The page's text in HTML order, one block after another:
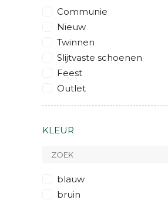
Communie
Nieuw
Twinnen
Slijtvaste schoenen
Feest
Outlet
KLEUR
blauw
bruin